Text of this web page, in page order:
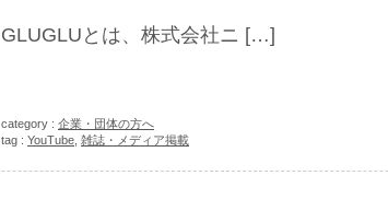
GLUGLUとは、株式会社ニ […]
category : 企業・団体の方へ
tag : YouTube 雑誌・メディア掲載